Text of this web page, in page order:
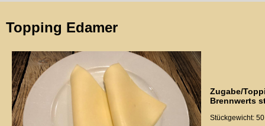
Topping Edamer
Zugabe/
Brennwerts
Stückgewicht: